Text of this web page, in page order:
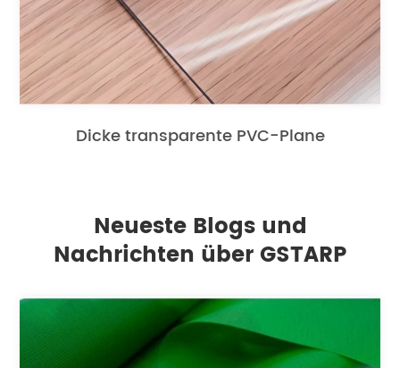
Dicke transparente PVC-Plane
Neueste Blogs und
Nachrichten über GSTARP